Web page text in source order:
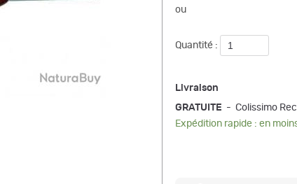
ou
Quantité :
Livraison
GRATUITE - Colissimo
Expédition rapide : en